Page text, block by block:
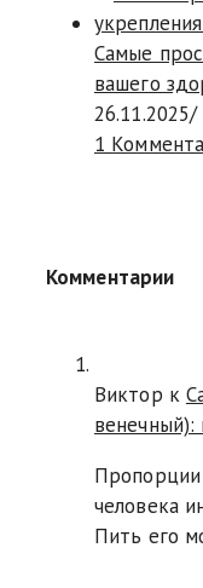
Самые
вашего
26.11.2025/
1
Комментарии
Виктор к
венечный):
человека
Пить его